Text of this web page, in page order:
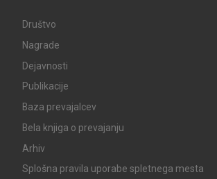
Društvo
Nagrade
Dejavnosti
Publikacije
Baza prevajalcev
Bela knjiga o prevajanju
Arhiv
Splošna pravila uporabe spletnega mesta